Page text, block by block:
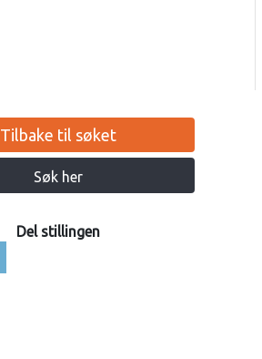
Tilbake til søket
Søk her
Del stillingen